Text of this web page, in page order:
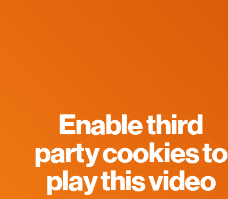
Enable third
party cookies to
play this video